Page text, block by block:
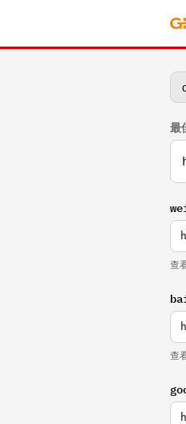
最
查
查